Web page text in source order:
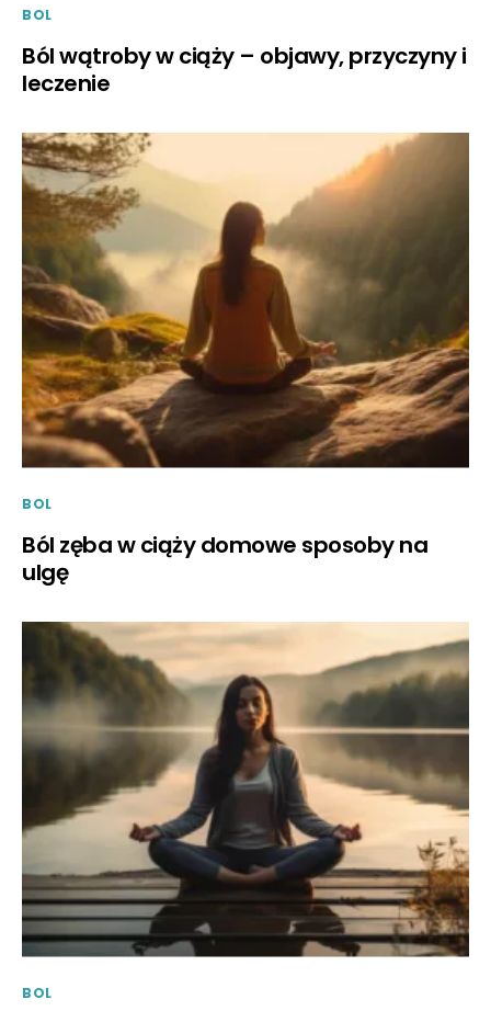
BOL
Ból wątroby w ciąży – objawy, przyczyny i
leczenie
BOL
Ból zęba w ciąży domowe sposoby na
ulgę
BOL